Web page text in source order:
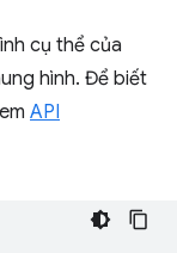
cụ thể của
hình. Để biết
API